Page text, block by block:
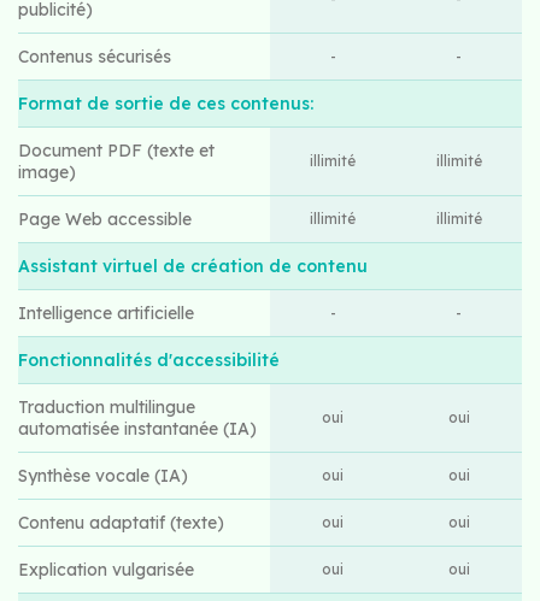
publicité)
Contenus sécurisés - -
Format de sortie de ces contenus:
Document PDF (texte et
image)
illimité illimité
Page Web accessible illimité illimité
Assistant virtuel de création de contenu
Intelligence artificielle - -
Fonctionnalités d'accessibilité
Traduction multilingue
automatisée instantanée (IA)
oui oui
Synthèse vocale (IA) oui oui
Contenu adaptatif (texte) oui oui
Explication vulgarisée oui oui